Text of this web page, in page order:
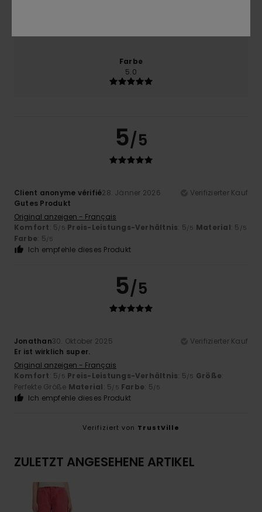
Farbe
5.0
5/5
Client anonyme vérifié28. Jänner 2026
Verifizierter Kauf
Gutes Produkt
Original anzeigen - Français
Komfort: 5/5 Preis-Leistungs-Verhältnis: 5/5 Material: 5 /5
Farbe: 5/5
Ich empfehle dieses Produkt
5/5
Jonathan30. Oktober 2025
Verifizierter Kauf
Er ist wirklich super.
Original anzeigen - Français
Komfort: 5/5 Preis-Leistungs-Verhältnis: 5/5 Größe:
Perfekte Größe Material: 5/5 Farbe: 5/5
Ich empfehle dieses Produkt
Verifiziert von TrustVille
ZULETZT ANGESEHENE ARTIKEL